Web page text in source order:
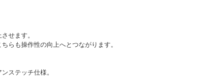
せます。
らも操作性の向上へとつながります。
ステッチ仕様。